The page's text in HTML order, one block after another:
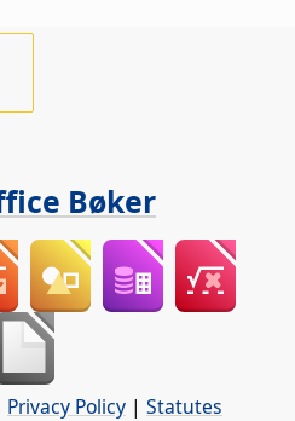
Bøker
Privacy Policy | Statutes